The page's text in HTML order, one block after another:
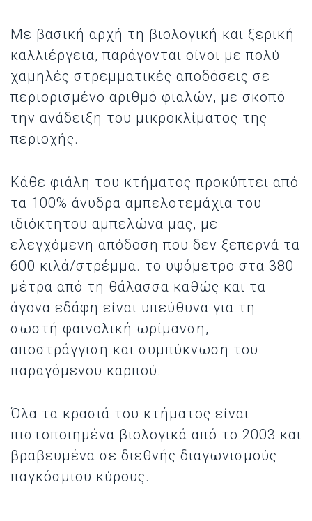
Με βασική αρχή τη βιολογική και ξερική
καλλιέργεια, παράγονται οίνοι με πολύ
χαμηλές στρεμματικές αποδόσεις σε
περιορισμένο αριθμό φιαλών, με σκοπό
την ανάδειξη του μικροκλίματος της
περιοχής.
Κάθε φιάλη του κτήματος προκύπτει από
τα 100% άνυδρα αμπελοτεμάχια του
ιδιόκτητου αμπελώνα μας, με
ελεγχόμενη απόδοση που δεν ξεπερνά τα
600 κιλά/στρέμμα. το υψόμετρο στα 380
μέτρα από τη θάλασσα καθώς και τα
άγονα εδάφη είναι υπεύθυνα για τη
σωστή φαινολική ωρίμανση,
αποστράγγιση και συμπύκνωση του
παραγόμενου καρπού.
Όλα τα κρασιά του κτήματος είναι
πιστοποιημένα βιολογικά από το 2003 και
βραβευμένα σε διεθνής διαγωνισμούς
παγκόσμιου κύρους.